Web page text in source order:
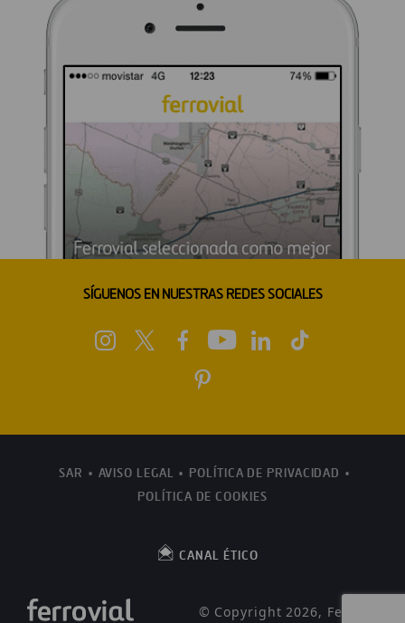
SÍGUENOS EN NUESTRAS REDES SOCIALES
SAR AVISO LEGAL
POLÍTICA DE PRIVACIDAD
POLÍTICA DE COOKIES
CANAL ÉTICO
© Copyright 2026, Ferrovial